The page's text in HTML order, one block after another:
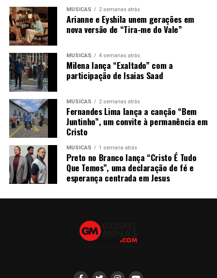
MÚSICAS 2 semanas atrás
Arianne e Eyshila unem gerações em
nova versão de “Tira-me do Vale”
MÚSICAS 4 semanas atrás
Milena lança “Exaltado” com a
participação de Isaias Saad
MÚSICAS 2 semanas atrás
Fernandes Lima lança a canção “Bem
Juntinho”, um convite à permanência em
Cristo
MÚSICAS 1 semana atrás
Preto no Branco lança “Cristo É Tudo
Que Temos”, uma declaração de fé e
esperança centrada em Jesus